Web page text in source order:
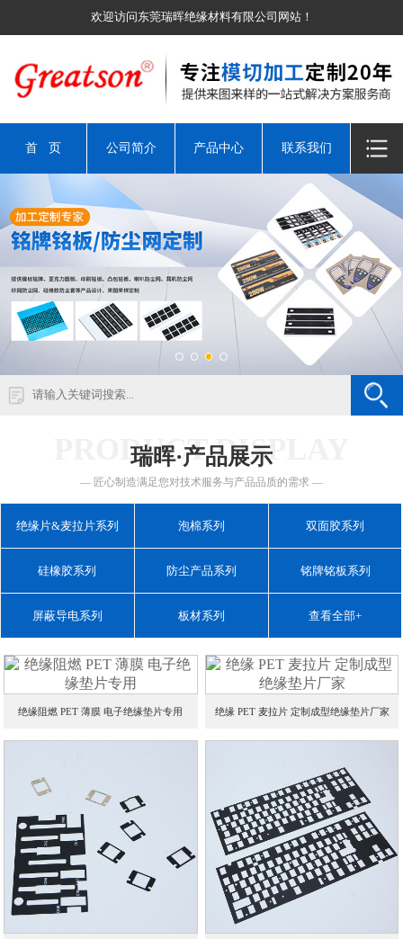
欢迎访问东莞瑞晖绝缘材料有限公司网站！
首 页 公司简介 产品中心 联系我们
PRODUCT DISPLAY
瑞晖·产品展示
— 匠心制造满足您对技术服务与产品品质的需求 —
绝缘片&麦拉片系列 泡棉系列 双面胶系列
硅橡胶系列 防尘产品系列 铭牌铭板系列
屏蔽导电系列 板材系列 查看全部+
绝缘阻燃 PET 薄膜 电子绝缘垫片专用 绝缘 PET 麦拉片 定制成型绝缘垫片厂家